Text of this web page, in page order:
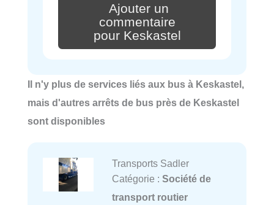
Ajouter un
commentaire
pour Keskastel
Il n'y plus de services liés aux bus à Keskastel,
mais d'autres arrêts de bus près de Keskastel
sont disponibles
Transports Sadler
Catégorie : Société de
transport routier